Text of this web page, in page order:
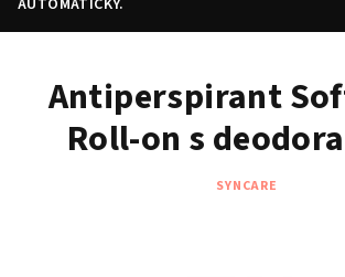
AUTOMATICKY.
Antiperspirant
Roll-on s
SYNCARE